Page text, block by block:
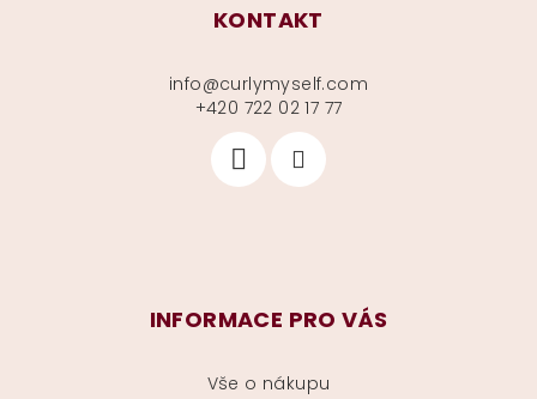
KONTAKT
info@curlymyself.com
+420 722 02 17 77
INFORMACE PRO VÁS
Vše o nákupu